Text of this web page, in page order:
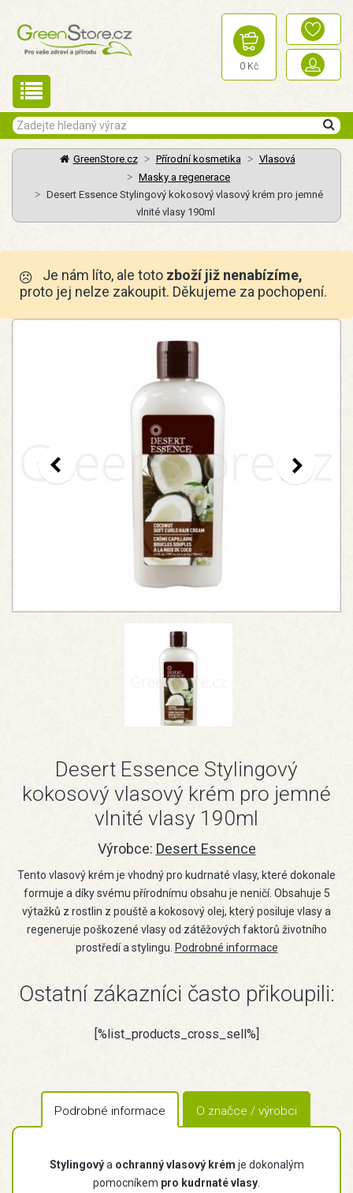
0 Kč
GreenStore.cz Přírodní kosmetika
Vlasová
Masky a regenerace
Desert Essence Stylingový kokosový vlasový krém pro jemné
vlnité vlasy 190ml
Je nám líto, ale toto zboží již nenabízíme,
proto jej nelze zakoupit. Děkujeme za pochopení.
Desert Essence Stylingový
kokosový vlasový krém pro jemné
vlnité vlasy 190ml
Výrobce: Desert Essence
Tento vlasový krém je vhodný pro kudrnaté vlasy, které dokonale
formuje a díky svému přírodnímu obsahu je neničí. Obsahuje 5
výtažků z rostlin z pouště a kokosový olej, který posiluje vlasy a
regeneruje poškozené vlasy od zátěžových faktorů životního
prostředí a stylingu. Podrobné informace
Ostatní zákazníci často přikoupili:
[%list_products_cross_sell%]
Podrobné informace O značce / výrobci
Stylingovýa ochranný vlasový krém je dokonalým
pomocníkem pro kudrnaté vlasy